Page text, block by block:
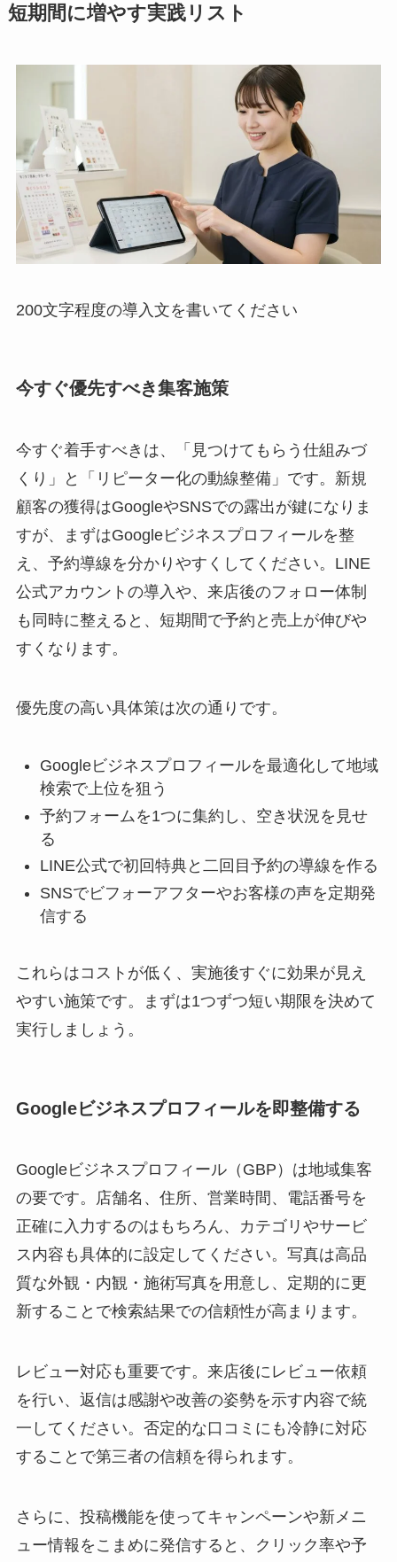
短期間に増やす実践リスト
200文字程度の導入文を書いてください
今すぐ優先すべき集客施策
今すぐ着手すべきは、「見つけてもらう仕組みづ
くり」と「リピーター化の動線整備」です。新規
顧客の獲得はGoogleやSNSでの露出が鍵になりま
すが、まずはGoogleビジネスプロフィールを整
え、予約導線を分かりやすくしてください。LINE
公式アカウントの導入や、来店後のフォロー体制
も同時に整えると、短期間で予約と売上が伸びや
すくなります。
優先度の高い具体策は次の通りです。
Googleビジネスプロフィールを最適化して地域
検索で上位を狙う
予約フォームを1つに集約し、空き状況を見せ
る
LINE公式で初回特典と二回目予約の導線を作る
SNSでビフォーアフターやお客様の声を定期発
信する
これらはコストが低く、実施後すぐに効果が見え
やすい施策です。まずは1つずつ短い期限を決めて
実行しましょう。
Googleビジネスプロフィールを即整備する
Googleビジネスプロフィール（GBP）は地域集客
の要です。店舗名、住所、営業時間、電話番号を
正確に入力するのはもちろん、カテゴリやサービ
ス内容も具体的に設定してください。写真は高品
質な外観・内観・施術写真を用意し、定期的に更
新することで検索結果での信頼性が高まります。
レビュー対応も重要です。来店後にレビュー依頼
を行い、返信は感謝や改善の姿勢を示す内容で統
一してください。否定的な口コミにも冷静に対応
することで第三者の信頼を得られます。
さらに、投稿機能を使ってキャンペーンや新メニ
ュー情報をこまめに発信すると、クリック率や予